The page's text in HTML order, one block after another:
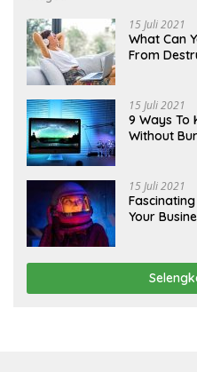
15 Juli 2021
What Can
From
15 Juli 2021
9 Ways To
Without
15 Juli 2021
Your